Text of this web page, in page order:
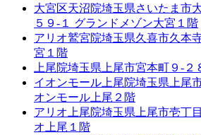
大宮区天沼院埼玉県さいたま市
５９-１ グランドメゾン大宮１階
アリオ鷲宮院埼玉県久喜市久本
宮１階
上尾院埼玉県上尾市宮本町９-２
イオンモール上尾院埼玉県上尾
オンモール上尾２階
アリオ上尾院埼玉県上尾市壱丁
オ上尾１階